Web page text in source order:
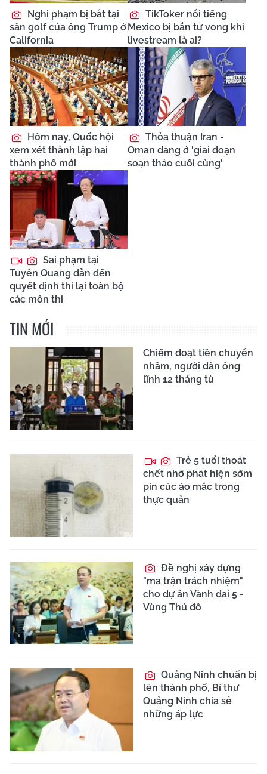
Nghi phạm bị bắt tại
sân golf của ông Trump ở
California
TikToker nổi tiếng
Mexico bị bắn tử vong khi
livestream là ai?
Hôm nay, Quốc hội
xem xét thành lập hai
thành phố mới
Thỏa thuận Iran -
Oman đang ở 'giai đoạn
soạn thảo cuối cùng'
Sai phạm tại
Tuyên Quang dẫn đến
quyết định thi lại toàn bộ
các môn thi
TIN MỚI
Chiếm đoạt tiền chuyển
nhầm, người đàn ông
lĩnh 12 tháng tù
Trẻ 5 tuổi thoát
chết nhờ phát hiện sớm
pin cúc áo mắc trong
thực quản
Đề nghị xây dựng
"ma trận trách nhiệm"
cho dự án Vành đai 5 -
Vùng Thủ đô
Quảng Ninh chuẩn bị
lên thành phố, Bí thư
Quảng Ninh chia sẻ
những áp lực